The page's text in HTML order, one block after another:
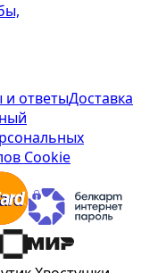
и ответыДоставка
Cookie